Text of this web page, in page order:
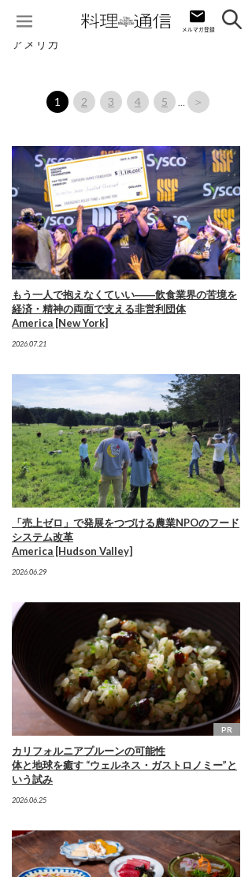
アメリカ
1 2 3 4 5 … ＞
もう一人で抱えなくていい――飲食業界の苦境を
経済・精神の両面で支える非営利団体
America [New York]
2026.07.21
「売上ゼロ」で発展をつづける農業NPOのフード
システム改革
America [Hudson Valley]
2026.06.29
PR
カリフォルニアプルーンの可能性
体と地球を癒す “ウェルネス・ガストロノミー”と
いう試み
2026.06.25